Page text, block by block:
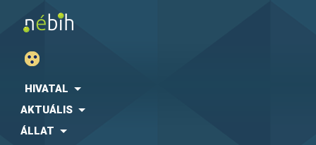
HIVATAL
AKTUÁLIS
ÁLLAT